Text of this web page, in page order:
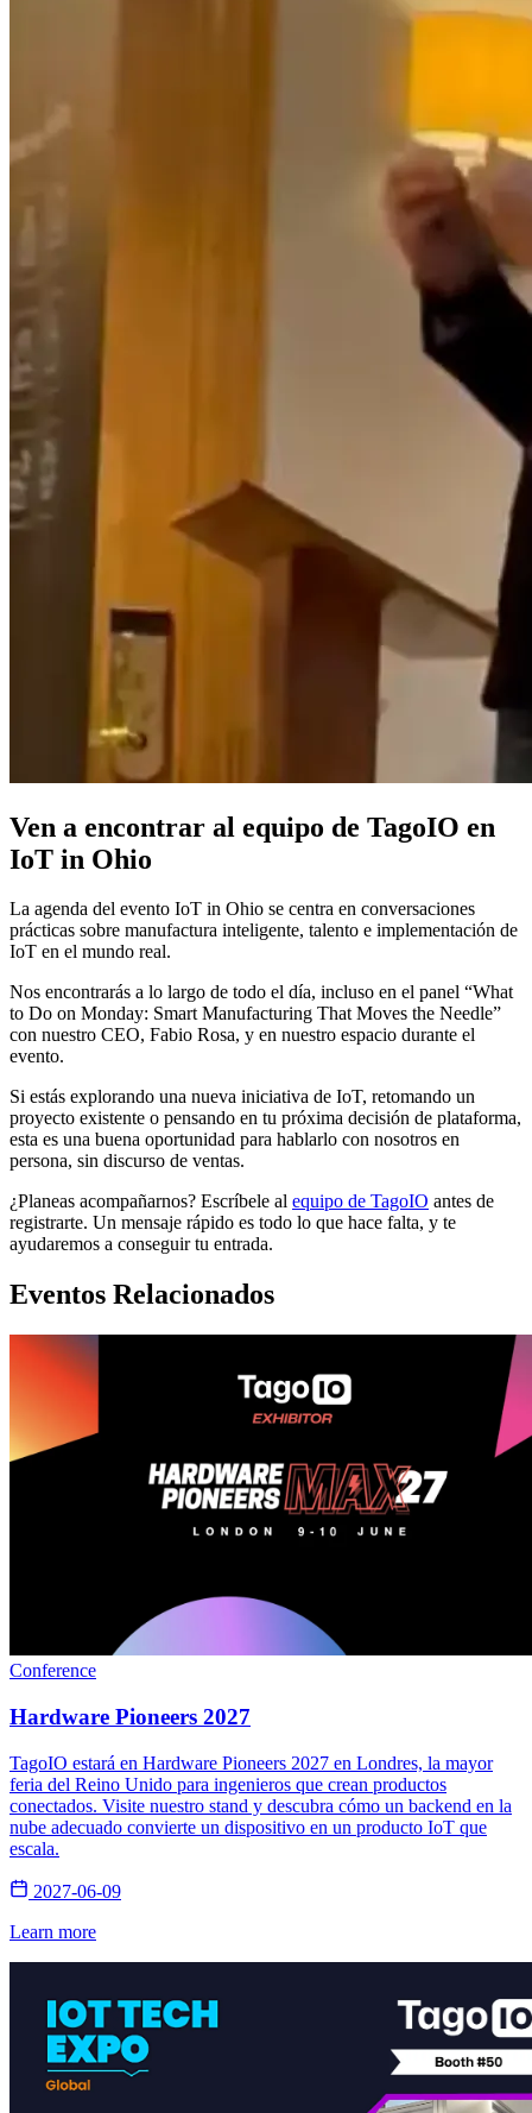
Ven a encontrar al equipo de TagoIO en
IoT in Ohio
La agenda del evento IoT in Ohio se centra en conversaciones
prácticas sobre manufactura inteligente, talento e implementación de
IoT en el mundo real.
Nos encontrarás a lo largo de todo el día, incluso en el panel “What
to Do on Monday: Smart Manufacturing That Moves the Needle”
con nuestro CEO, Fabio Rosa, y en nuestro espacio durante el
evento.
Si estás explorando una nueva iniciativa de IoT, retomando un
proyecto existente o pensando en tu próxima decisión de plataforma,
esta es una buena oportunidad para hablarlo con nosotros en
persona, sin discurso de ventas.
¿Planeas acompañarnos? Escríbele al equipo de TagoIO antes de
registrarte. Un mensaje rápido es todo lo que hace falta, y te
ayudaremos a conseguir tu entrada.
Eventos Relacionados
Conference
Hardware Pioneers 2027
TagoIO estará en Hardware Pioneers 2027 en Londres, la mayor
feria del Reino Unido para ingenieros que crean productos
conectados. Visite nuestro stand y descubra cómo un backend en la
nube adecuado convierte un dispositivo en un producto IoT que
escala.
2027-06-09
Learn more